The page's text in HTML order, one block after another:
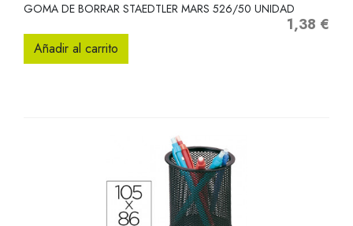
GOMA DE BORRAR STAEDTLER MARS 526/50 UNIDAD
Precio
1,38 €
Añadir al carrito